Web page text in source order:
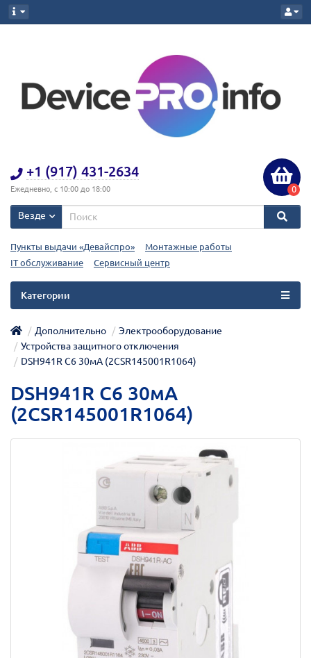
+1 (917) 431-2634
Ежедневно, с 10:00 до 18:00 0
Везде
Пункты выдачи «Девайспро»
Монтажные работы
IT обслуживание
Сервисный центр
Категории
Дополнительно
Электрооборудование
Устройства защитного отключения
DSH941R C6 30мА (2CSR145001R1064)
DSH941R C6 30мА
(2CSR145001R1064)